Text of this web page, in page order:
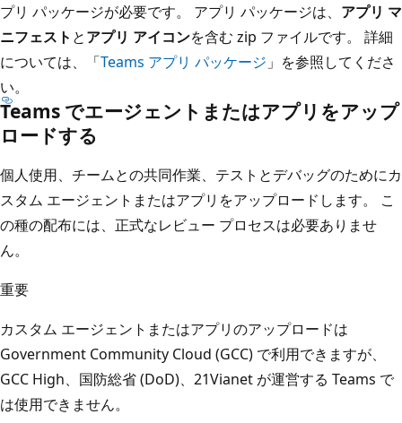
プリ パッケージが必要です。 アプリ パッケージは、 アプリ マ
ニフェスト とアプリ アイコンを含む zip ファイルです。 詳細
については、「Teams アプリ パッケージ 」を参照してくださ
い。
Teams でエージェントまたはアプリをアップ
ロードする
個人使用、チームとの共同作業、テストとデバッグのためにカ
スタム エージェントまたはアプリをアップロードします。 こ
の種の配布には、正式なレビュー プロセスは必要ありませ
ん。
重要
カスタム エージェントまたはアプリのアップロードは
Government Community Cloud (GCC) で利用できますが、
GCC High、国防総省 (DoD)、21Vianet が運営する Teams で
は使用できません。